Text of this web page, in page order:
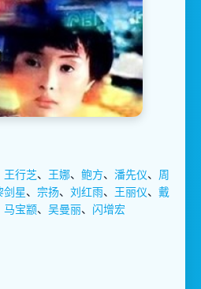
王行芝、 王娜、 鲍方、 潘先仪、 周
剑星、 宗扬、 刘红雨、 王丽仪、 戴
马宝颛、 吴曼丽、 闪增宏